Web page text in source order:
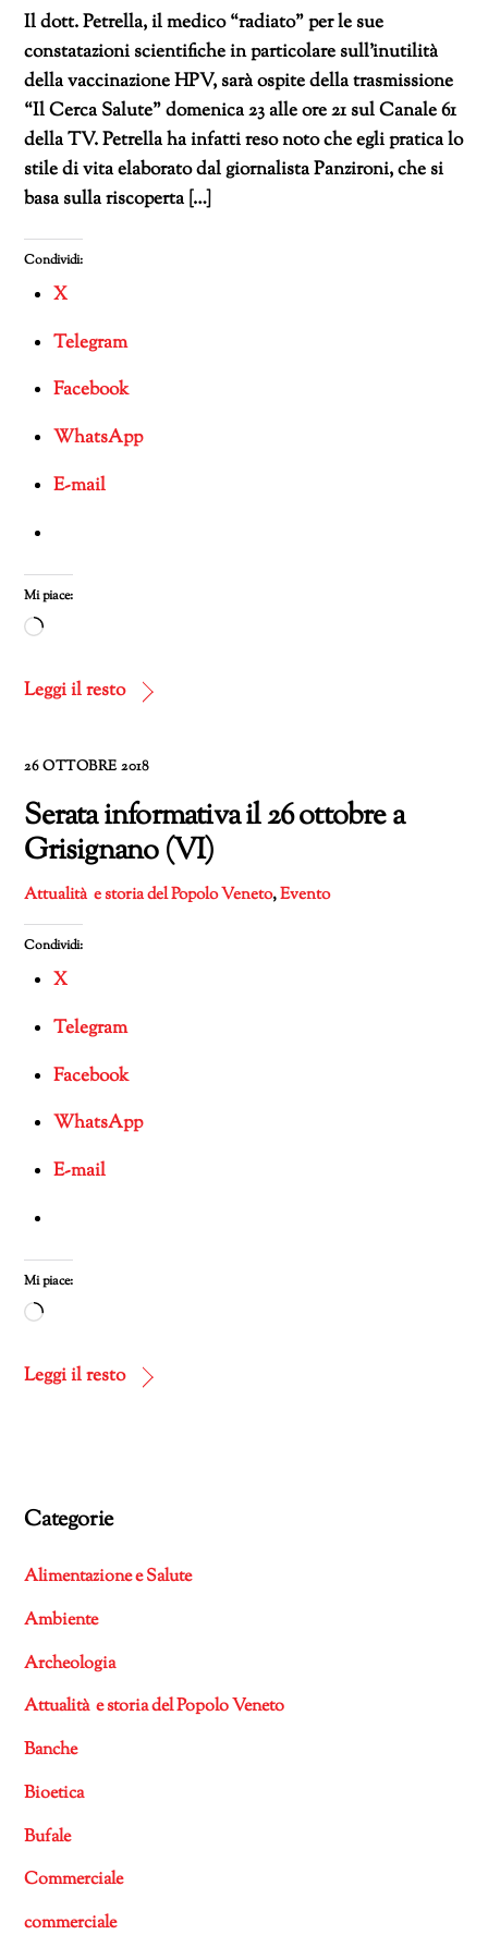
Il dott. Petrella, il medico “radiato” per le sue
constatazioni scientifiche in particolare sull’inutilità
della vaccinazione HPV, sarà ospite della trasmissione
“Il Cerca Salute” domenica 23 alle ore 21 sul Canale 61
della TV. Petrella ha infatti reso noto che egli pratica lo
stile di vita elaborato dal giornalista Panzironi, che si
basa sulla riscoperta […]
Condividi:
X
Telegram
Facebook
WhatsApp
E-mail
Mi piace:
Caricamento
corso…
Leggi il resto
26 OTTOBRE 2018
Serata informativa il 26 ottobre a
Grisignano (VI)
Attualità e storia del Popolo Veneto,Evento
Condividi:
X
Telegram
Facebook
WhatsApp
E-mail
Mi piace:
Caricamento
corso…
Leggi il resto
Categorie
Alimentazione e Salute
Ambiente
Archeologia
Attualità e storia del Popolo Veneto
Banche
Bioetica
Bufale
Commerciale
commerciale